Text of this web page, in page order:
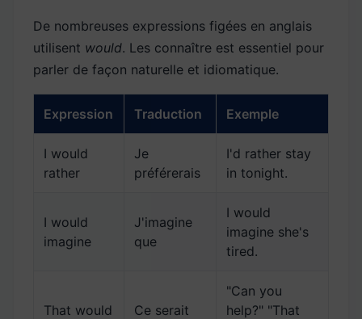
De nombreuses expressions figées en anglais
utilisent would. Les connaître est essentiel pour
parler de façon naturelle et idiomatique.
Expression Traduction Exemple
I would
rather
Je
préférerais
I'd rather stay
in tonight.
I would
imagine
J'imagine
que
I would
imagine she's
tired.
That would Ce serait
"Can you
help?" "That